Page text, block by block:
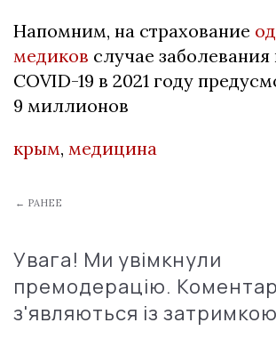
Напомним, на страхование
медиков случае
COVID-19 в 2021 году
9 миллионов
крым, медицина
← РАНЕЕ
Увага! Ми увімкнули
премодерацію.
з'являються із затримкою